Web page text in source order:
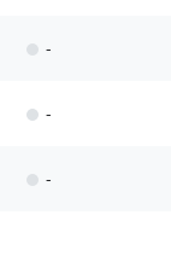
-
-
-